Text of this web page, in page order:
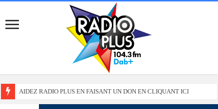
AIDEZ RADIO PLUS EN FAISANT UN DON EN CLIQUANT ICI